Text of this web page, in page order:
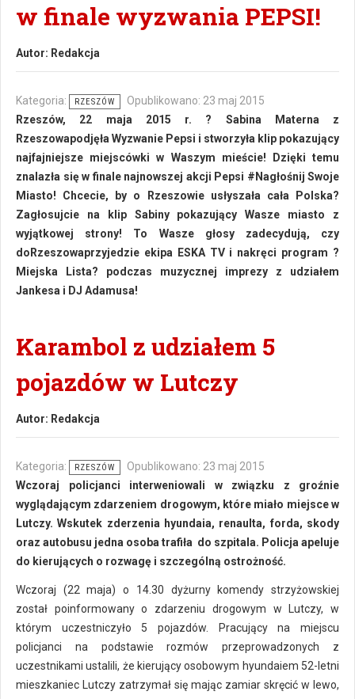
w finale wyzwania PEPSI!
Autor: Redakcja
Kategoria: RZESZÓW
Opublikowano: 23 maj 2015
Rzeszów, 22 maja 2015 r. ? Sabina Materna z
Rzeszowapodjęła Wyzwanie Pepsi i stworzyła klip pokazujący
najfajniejsze miejscówki w Waszym mieście! Dzięki temu
znalazła się w finale najnowszej akcji Pepsi #Nagłośnij Swoje
Miasto! Chcecie, by o Rzeszowie usłyszała cała Polska?
Zagłosujcie na klip Sabiny pokazujący Wasze miasto z
wyjątkowej strony! To Wasze głosy zadecydują, czy
doRzeszowaprzyjedzie ekipa ESKA TV i nakręci program ?
Miejska Lista? podczas muzycznej imprezy z udziałem
Jankesa i DJ Adamusa!
Karambol z udziałem 5
pojazdów w Lutczy
Autor: Redakcja
Kategoria: RZESZÓW
Opublikowano: 23 maj 2015
Wczoraj policjanci interweniowali w związku z groźnie
wyglądającym zdarzeniem drogowym, które miało miejsce w
Lutczy. Wskutek zderzenia hyundaia, renaulta, forda, skody
oraz autobusu jedna osoba trafiła do szpitala. Policja apeluje
do kierujących o rozwagę i szczególną ostrożność.
Wczoraj (22 maja) o 14.30 dyżurny komendy strzyżowskiej
został poinformowany o zdarzeniu drogowym w Lutczy, w
którym uczestniczyło 5 pojazdów. Pracujący na miejscu
policjanci na podstawie rozmów przeprowadzonych z
uczestnikami ustalili, że kierujący osobowym hyundaiem 52-letni
mieszkaniec Lutczy zatrzymał się mając zamiar skręcić w lewo,